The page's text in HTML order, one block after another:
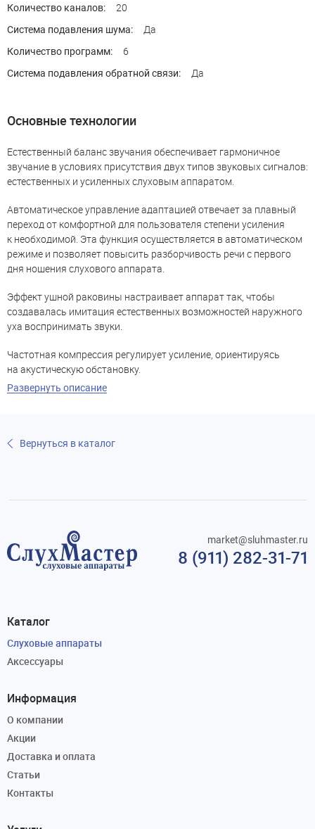
Количество каналов: 20
Система подавления шума: Да
Количество программ: 6
Система подавления обратной связи: Да
Основные технологии
Естественный баланс звучания обеспечивает гармоничное
звучание в условиях присутствия двух типов звуковых сигналов:
естественных и усиленных слуховым аппаратом.
Автоматическое управление адаптацией отвечает за плавный
переход от комфортной для пользователя степени усиления
к необходимой. Эта функция осуществляется в автоматическом
режиме и позволяет повысить разборчивость речи с первого
дня ношения слухового аппарата.
Эффект ушной раковины настраивает аппарат так, чтобы
создавалась имитация естественных возможностей наружного
уха воспринимать звуки.
Частотная компрессия регулирует усиление, ориентируясь
на акустическую обстановку.
Развернуть описание
Вернуться в каталог
8 (911) 282-31-71
market@sluhmaster.ru
Каталог
Слуховые аппараты
Аксессуары
Информация
О компании
Акции
Доставка и оплата
Статьи
Контакты